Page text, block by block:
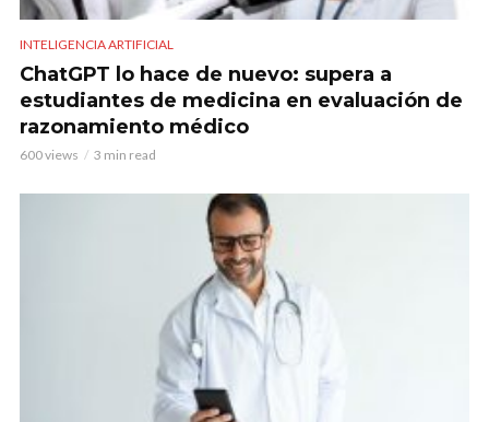
INTELIGENCIA ARTIFICIAL
ChatGPT lo hace de nuevo: supera a
estudiantes de medicina en evaluación de
razonamiento médico
600 views 3 min read